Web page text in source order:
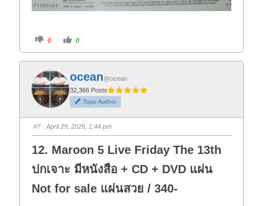
C
i
k
f
o
r
t
h
u
m
d
o
n
.
0
C
i
k
o
r
t
h
u
m
u
p
0
ocean@ocean
32,366 Posts
Topic Author
#7· April 29, 2026, 1:44 pm
12. Maroon 5 Live Friday The 13th
ปกเจาะ มีหนังสือ + CD + DVD แผ่น
Not for sale แผ่นสวย / 340-